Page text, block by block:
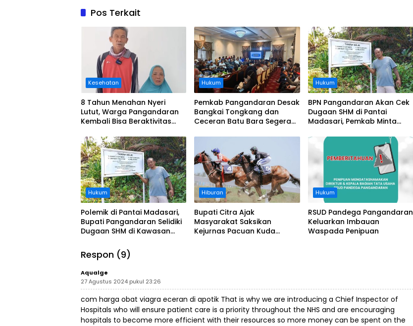
Pos Terkait
Kesehatan
8 Tahun Menahan Nyeri
Lutut, Warga Pangandaran
Kembali Bisa Beraktivitas
Ditanggung BPJS
Hukum
Pemkab Pangandaran Desak
Bangkai Tongkang dan
Ceceran Batu Bara Segera
Koordinasi Perusahaan
Hukum
BPN Pangandaran Akan Cek
Dugaan SHM di Pantai
Madasari, Pemkab Minta
Hukum
Polemik di Pantai Madasari,
Bupati Pangandaran Selidiki
Dugaan SHM di Kawasan
Hiburan
Bupati Citra Ajak
Masyarakat Saksikan
Kejurnas Pacuan Kuda
Hukum
RSUD Pandega Pangandaran
Keluarkan Imbauan
Waspada Penipuan
Respon (9)
Aqualge
27 Agustus 2024 pukul 23:26
com harga obat viagra eceran di apotik That is why we are introducing a Chief Inspector of
Hospitals who will ensure patient care is a priority throughout the NHS and are encouraging
hospitals to become more efficient with their resources so more money can be spent on the